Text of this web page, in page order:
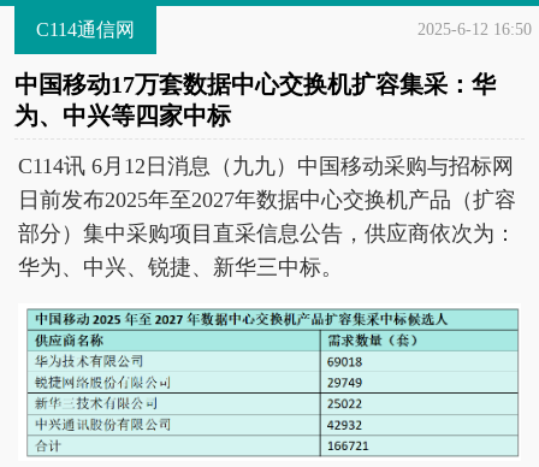
C114通信网 2025-6-12 16:50
中国移动17万套数据中心交换机扩容集采：华
为、中兴等四家中标
C114讯 6月12日消息（九九）中国移动采购与招标网
日前发布2025年至2027年数据中心交换机产品（扩容
部分）集中采购项目直采信息公告，供应商依次为：
华为、中兴、锐捷、新华三中标。